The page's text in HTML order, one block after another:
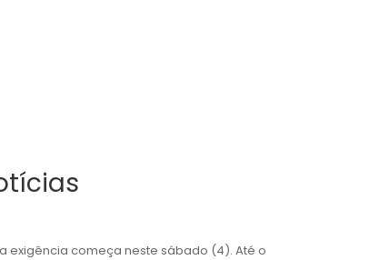
exigência começa neste sábado (4). Até o